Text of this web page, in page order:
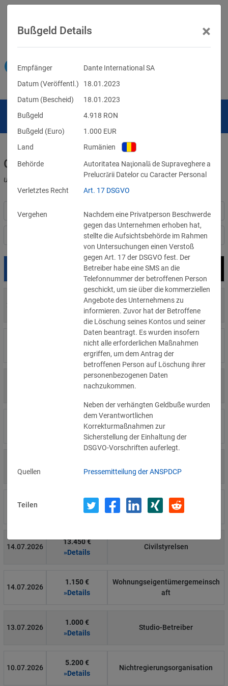
Geldbußen für DSGVO-Verstöße
und für Verletzungen anderer Datenschutzgesetze
Nach Land filtern
Bußgeld Empfänger
29.07.2026
700 €
»Details
Privatperson
1.715.600 €
»Details
Wind Tre
6.358 €
»Details
8.500 €
»Details
Wirtschaftsprügungsgesellschaft
»Details
14.07.2026
15.000 €
»Details
Flamel
14.07.2026
13.450 €
»Details
Civilstyrelsen
14.07.2026
1.150 €
»Details
Wohnungseigentümergemeinsch
aft
13.07.2026
1.000 €
»Details
Studio-Betreiber
10.07.2026
5.200 €
»Details
Nichtregierungsorganisation
Bußgeld Details ×
Empfänger
Dante International SA
Datum (Veröffentl.)
18.01.2023
Datum (Bescheid)
18.01.2023
Bußgeld
4.918 RON
Bußgeld (Euro)
1.000 EUR
Land
Rumänien
Behörde
Autoritatea Naţională de Supraveghere a
Prelucrării Datelor cu Caracter Personal
Verletztes Recht
Art. 17 DSGVO
Vergehen
Nachdem eine Privatperson Beschwerde
gegen das Unternehmen erhoben hat,
stellte die Aufsichtsbehörde im Rahmen
von Untersuchungen einen Verstoß
gegen Art. 17 der DSGVO fest. Der
Betreiber habe eine SMS an die
Telefonnummer der betroffenen Person
geschickt, um sie über die kommerziellen
Angebote des Unternehmens zu
informieren. Zuvor hat der Betroffene
die Löschung seines Kontos und seiner
Daten beantragt. Es wurden insofern
nicht alle erforderlichen Maßnahmen
ergriffen, um dem Antrag der
betroffenen Person auf Löschung ihrer
personenbezogenen Daten
nachzukommen.
Neben der verhängten Geldbuße wurden
dem Verantwortlichen
Korrekturmaßnahmen zur
Sicherstellung der Einhaltung der
DSGVO-Vorschriften auferlegt.
Quellen Pressemitteilung der ANSPDCP
Teilen